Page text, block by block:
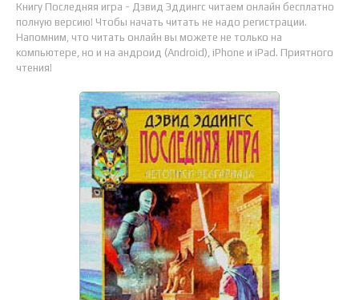
Книгу Последняя игра - Дэвид Эддингс читаем онлайн бесплатно
полную версию! Чтобы начать читать не надо регистрации.
Напомним, что читать онлайн вы можете не только на
компьютере, но и на андроид (Android), iPhone и iPad. Приятного
чтения!